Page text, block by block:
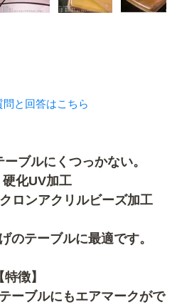
と回答はこちら
ブルにくつっかない。
硬化UV加工
ロンアクリルビーズ加工
のテーブルに最適です。
【特徴】
ーブルにもエアマークがで